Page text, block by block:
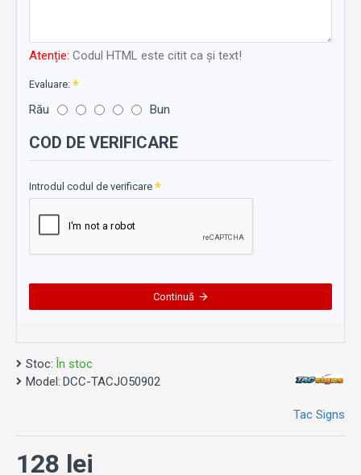
Atenție: Codul HTML este citit ca şi text!
Evaluare:
Rău Bun
COD DE VERIFICARE
Introdul codul de verificare
Continuă
Stoc: În stoc
Model: DCC-TACJO50902
Tac Signs
128 lei